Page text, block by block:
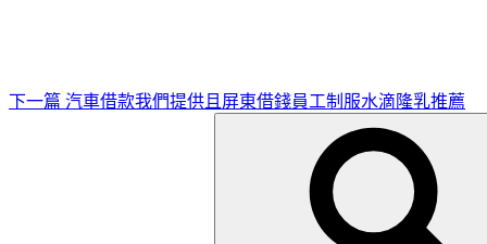
下一篇 汽車借款我們提供且屏東借錢員工制服水滴隆乳推薦